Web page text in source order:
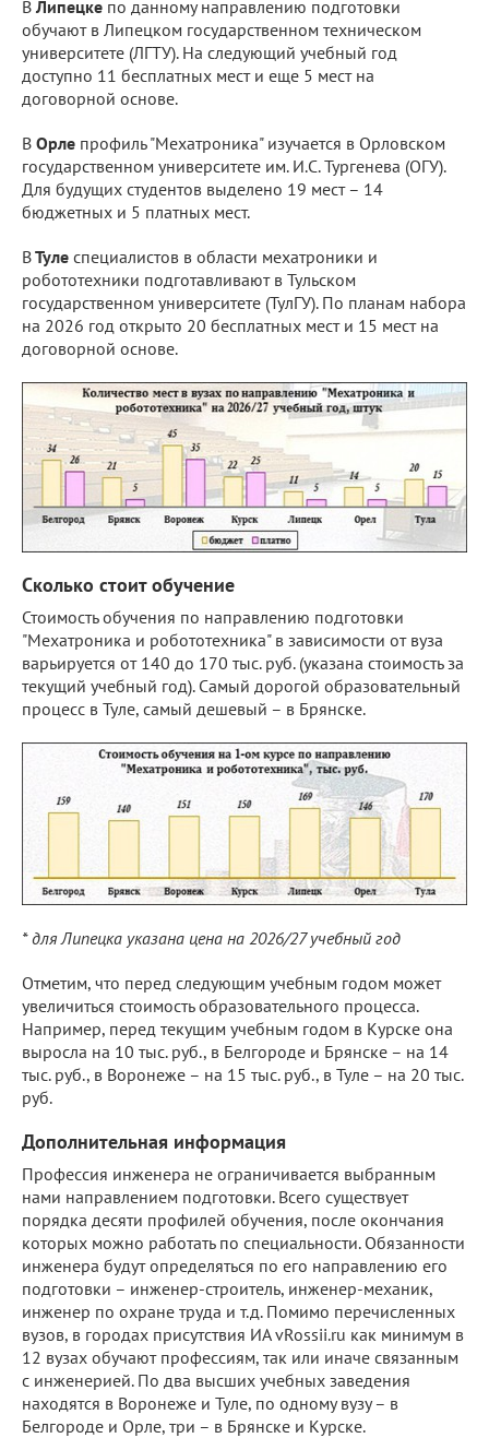
В Липецке по данному направлению подготовки
обучают в Липецком государственном техническом
университете (ЛГТУ). На следующий учебный год
доступно 11 бесплатных мест и еще 5 мест на
договорной основе.
В Орле профиль "Мехатроника" изучается в Орловском
государственном университете им. И.С. Тургенева (ОГУ).
Для будущих студентов выделено 19 мест – 14
бюджетных и 5 платных мест.
ВТуле специалистов в области мехатроники и
робототехники подготавливают в Тульском
государственном университете (ТулГУ). По планам набора
на 2026 год открыто 20 бесплатных мест и 15 мест на
договорной основе.
Сколько стоит обучение
Стоимость обучения по направлению подготовки
"Мехатроника и робототехника" в зависимости от вуза
варьируется от 140 до 170 тыс. руб. (указана стоимость за
текущий учебный год). Самый дорогой образовательный
процесс в Туле, самый дешевый – в Брянске.
* для Липецка указана цена на 2026/27 учебный год
Отметим, что перед следующим учебным годом может
увеличиться стоимость образовательного процесса.
Например, перед текущим учебным годом в Курске она
выросла на 10 тыс. руб., в Белгороде и Брянске – на 14
тыс. руб., в Воронеже – на 15 тыс. руб., в Туле – на 20 тыс.
руб.
Дополнительная информация
Профессия инженера не ограничивается выбранным
нами направлением подготовки. Всего существует
порядка десяти профилей обучения, после окончания
которых можно работать по специальности. Обязанности
инженера будут определяться по его направлению его
подготовки – инженер-строитель, инженер-механик,
инженер по охране труда и т.д. Помимо перечисленных
вузов, в городах присутствия ИА vRossii.ru как минимум в
12 вузах обучают профессиям, так или иначе связанным
с инженерией. По два высших учебных заведения
находятся в Воронеже и Туле, по одному вузу – в
Белгороде и Орле, три – в Брянске и Курске.